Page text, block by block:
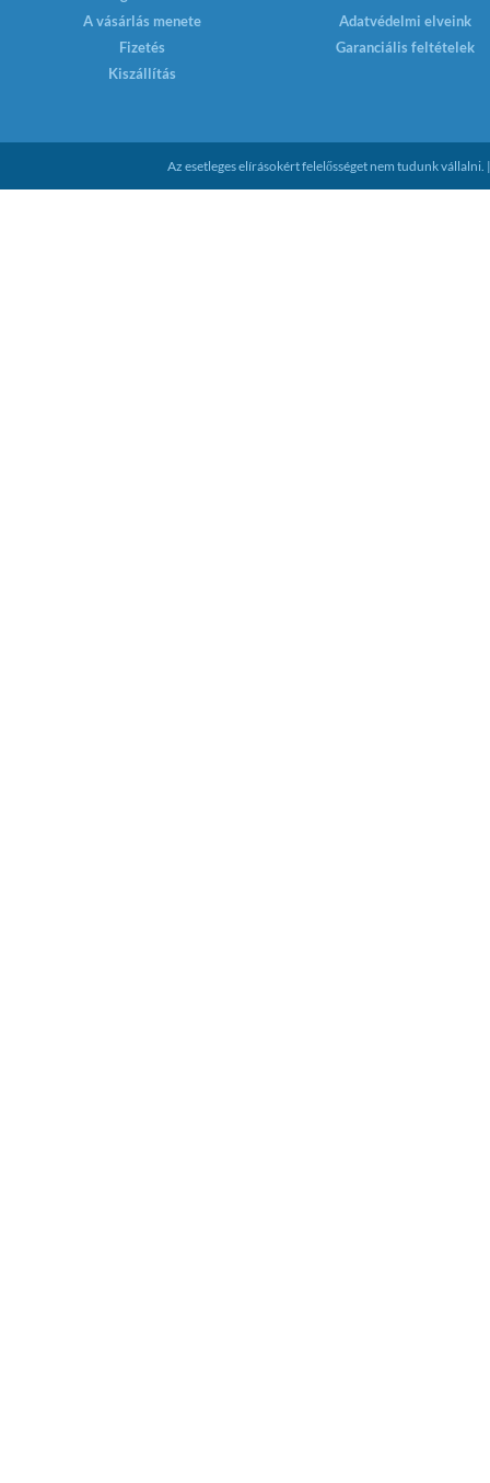
A vásárlás menete
Fizetés
Kiszállítás
Adatvédelmi elveink
Garanciális feltételek
Az esetleges elírásokért felelősséget nem tudunk